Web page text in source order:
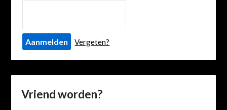
Vergeten?
Vriend worden?